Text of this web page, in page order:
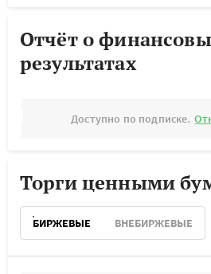
Отчёт о
результатах
Доступно по подписке.
Торги ценными
БИРЖЕВЫЕ ВНЕБИРЖЕВЫЕ